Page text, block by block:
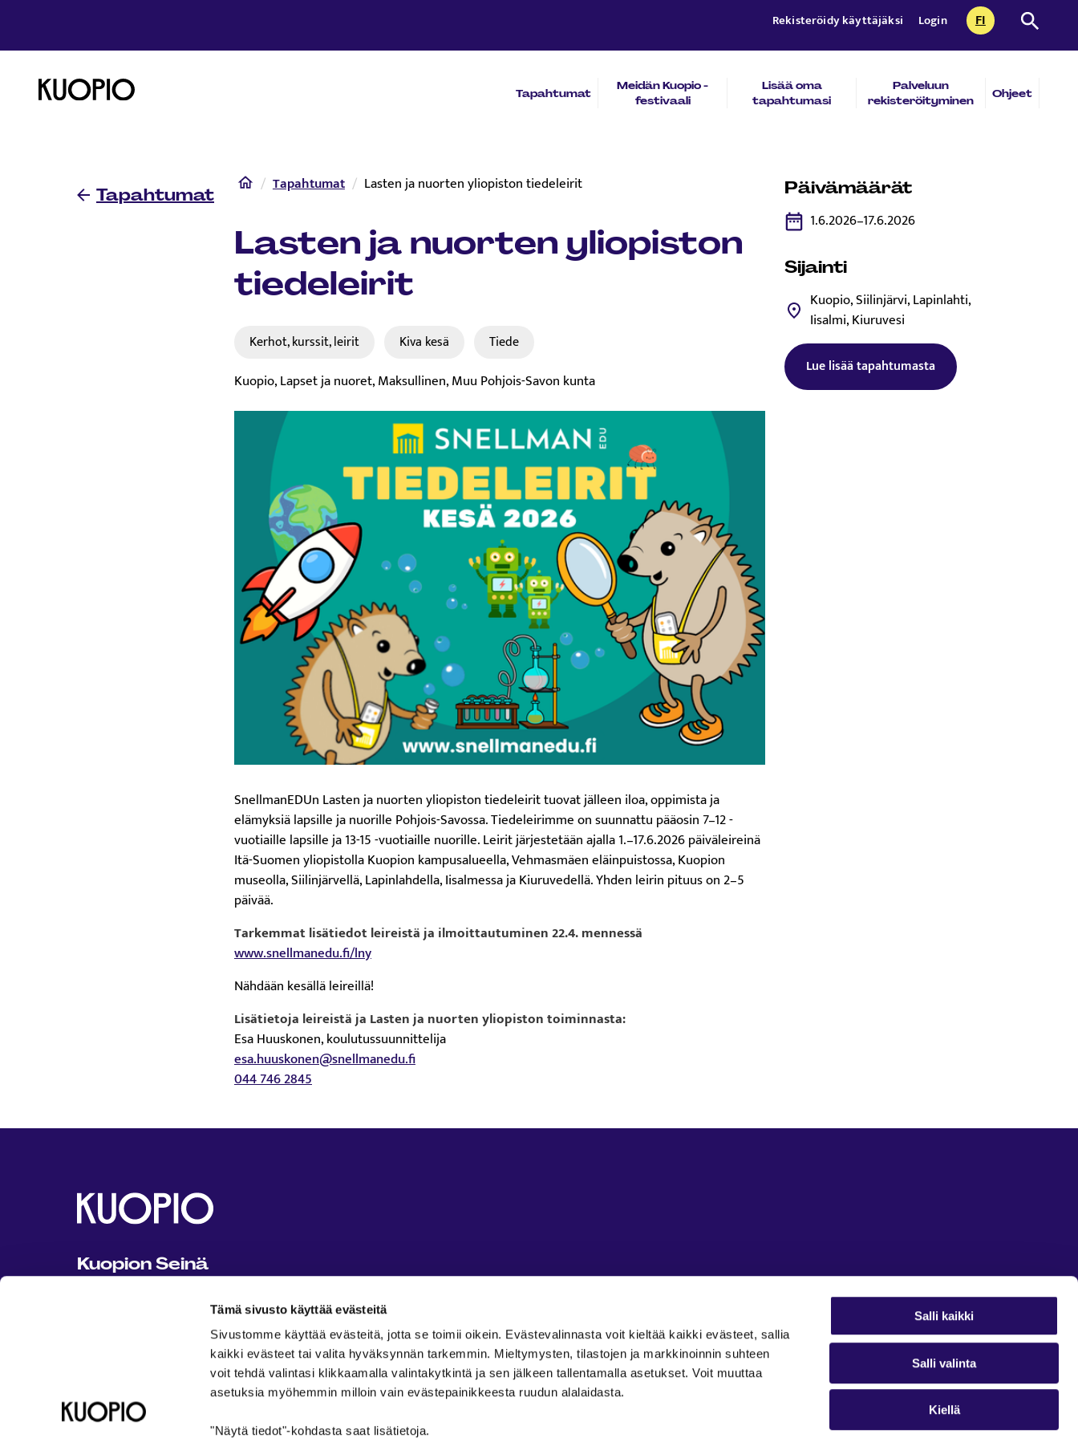
Tämä sivusto käyttää evästeitä
Sivustomme käyttää evästeitä, jotta se toimii oikein. Evästevalinnasta voit kieltää kaikki evästeet, sallia
kaikki evästeet tai valita hyväksynnän tarkemmin. Mieltymysten, tilastojen ja markkinoinnin suhteen
voit tehdä valintasi klikkaamalla valintakytkintä ja sen jälkeen tallentamalla asetukset. Voit muuttaa
asetuksia myöhemmin milloin vain evästepainikkeesta ruudun alalaidasta.
"Näytä tiedot"-kohdasta saat lisätietoja.
Salli kaikki
Salli valinta
Kiellä
Rekisteröidy käyttäjäksi Login FICURRENTLY
SUOMI Etsi
Etusivulle Tapahtumat
Meidän Kuopio -
festivaali
Lisää oma
tapahtumasi
Palveluun
rekisteröityminen
Ohjeet
Tapahtumat
Etusivu
Tapahtumat Lasten ja nuorten yliopiston tiedeleirit
Lasten ja nuorten yliopiston
tiedeleirit
Kerhot, kurssit, leirit Kiva kesä Tiede
Kuopio, Lapset ja nuoret, Maksullinen, Muu Pohjois-Savon kunta
SnellmanEDUn Lasten ja nuorten yliopiston tiedeleirit tuovat jälleen iloa, oppimista ja
elämyksiä lapsille ja nuorille Pohjois-Savossa. Tiedeleirimme on suunnattu pääosin 7–12 -
vuotiaille lapsille ja 13-15 -vuotiaille nuorille. Leirit järjestetään ajalla 1.–17.6.2026 päiväleireinä
Itä-Suomen yliopistolla Kuopion kampusalueella, Vehmasmäen eläinpuistossa, Kuopion
museolla, Siilinjärvellä, Lapinlahdella, Iisalmessa ja Kiuruvedellä. Yhden leirin pituus on 2–5
päivää.
Tarkemmat lisätiedot leireistä ja ilmoittautuminen 22.4. mennessä
www.snellmanedu.fi/lny
Nähdään kesällä leireillä!
Lisätietoja leireistä ja Lasten ja nuorten yliopiston toiminnasta:
Esa Huuskonen, koulutussuunnittelija
esa.huuskonen@snellmanedu.fi
044 746 2845
Päivämäärät
1.6.2026–17.6.2026
Sijainti
Kuopio, Siilinjärvi, Lapinlahti,
Iisalmi, Kiuruvesi
Lue lisää tapahtumastaTämä linkki aukeaa uuteen
Kuopion Seinä
ylläpitämä kaikille avoin ja maksuton
tapahtuma- ja harrastusportaali.
Ota yhteyttä: seina@kuopio.fi